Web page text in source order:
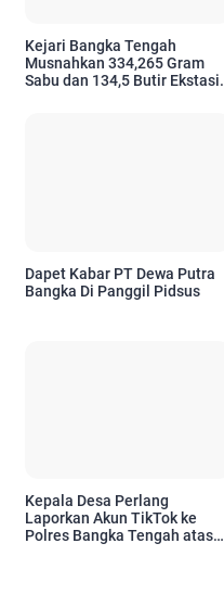
Kejari Bangka Tengah
Musnahkan 334,265 Gram
Sabu dan 134,5 Butir Ekstasi
Dapet Kabar PT Dewa Putra
Bangka Di Panggil Pidsus
Kepala Desa Perlang
Laporkan Akun TikTok ke
Polres Bangka Tengah atas